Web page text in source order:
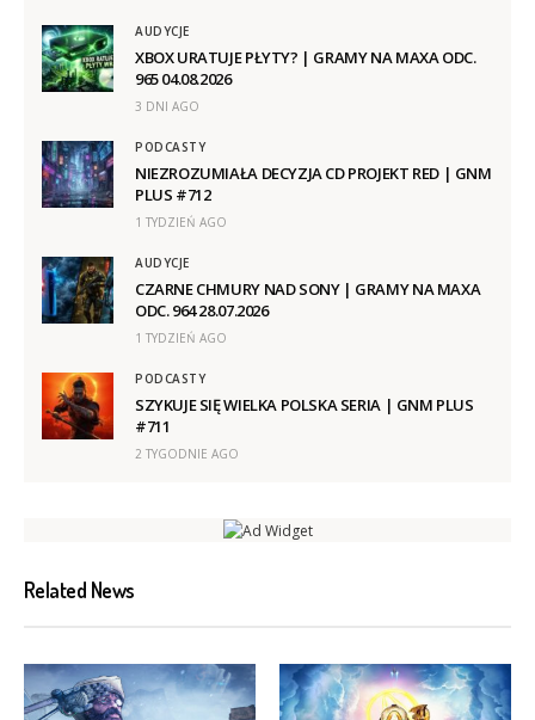
AUDYCJE
XBOX URATUJE PŁYTY? | GRAMY NA MAXA ODC.
965 04.08.2026
3 DNI AGO
PODCASTY
NIEZROZUMIAŁA DECYZJA CD PROJEKT RED | GNM
PLUS #712
1 TYDZIEŃ AGO
AUDYCJE
CZARNE CHMURY NAD SONY | GRAMY NA MAXA
ODC. 964 28.07.2026
1 TYDZIEŃ AGO
PODCASTY
SZYKUJE SIĘ WIELKA POLSKA SERIA | GNM PLUS
#711
2 TYGODNIE AGO
Related News